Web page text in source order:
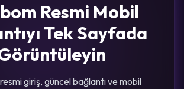
Resmi Mobil
Tek Sayfada
giriş, güncel bağlantı ve mobil